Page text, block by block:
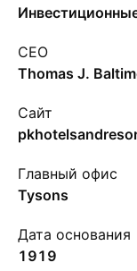
CEO
Thomas J.
Сайт
Главный офис
Tysons
Дата основания
1919